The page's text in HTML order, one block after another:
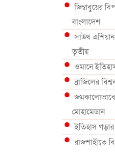
জিম্বাবুয়ের
বাংলাদেশ
সাউথ
তৃতীয়
ওমানে
ব্রাজিলের
মোহামেডান
ইতিহাস
রাজশাহীতে